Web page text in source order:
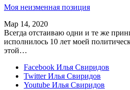
Моя неизменная позиция
Мар 14, 2020
Всегда отстаиваю одни и те же
исполнилось 10 лет моей
этой…
Facebook Илья Свиридов
Twitter Илья Свиридов
Youtube Илья Свиридов